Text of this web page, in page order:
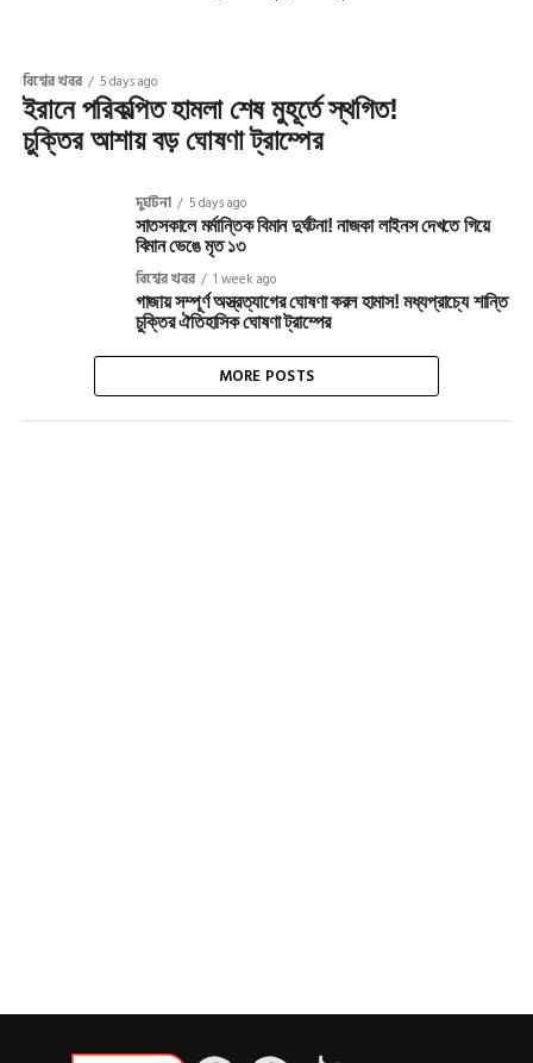
বিশ্বের খবর 5 days ago
ইরানে পরিকল্পিত হামলা শেষ মুহূর্তে স্থগিত!
চুক্তির আশায় বড় ঘোষণা ট্রাম্পের
দুর্ঘটনা 5 days ago
সাতসকালে মর্মান্তিক বিমান দুর্ঘটনা! নাজকা লাইনস দেখতে গিয়ে
বিমান ভেঙে মৃত ১৩
বিশ্বের খবর 1 week ago
গাজায় সম্পূর্ণ অস্ত্রত্যাগের ঘোষণা করল হামাস! মধ্যপ্রাচ্যে শান্তি
চুক্তির ঐতিহাসিক ঘোষণা ট্রাম্পের
MORE POSTS